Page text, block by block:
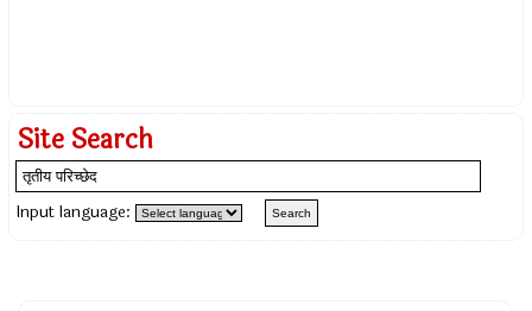
Site Search
Input language: